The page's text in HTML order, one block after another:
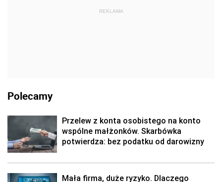
REKLAMA
Polecamy
Przelew z konta osobistego na konto
wspólne małżonków. Skarbówka
potwierdza: bez podatku od darowizny
Mała firma, duże ryzyko. Dlaczego